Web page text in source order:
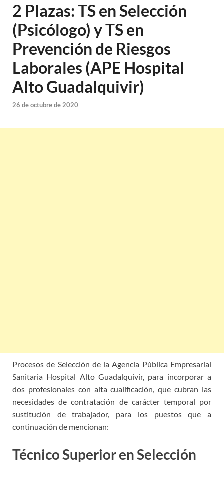
2 Plazas: TS en Selección
(Psicólogo) y TS en
Prevención de Riesgos
Laborales (APE Hospital
Alto Guadalquivir)
26 de octubre de 2020
Procesos de Selección de la Agencia Pública Empresarial
Sanitaria Hospital AltoGuadalquivir, para incorporar a
dos profesionales con alta cualificación, que cubran las
necesidades de contratación de carácter temporal por
sustitución de trabajador, para los puestos que a
continuación de mencionan:
Técnico Superior en Selección